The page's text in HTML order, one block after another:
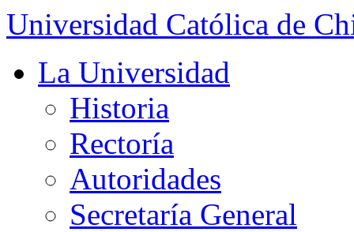
Universidad Católica de
La Universidad
Historia
Rectoría
Autoridades
Secretaría General